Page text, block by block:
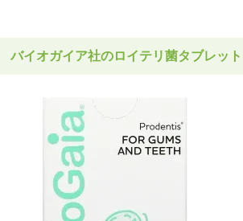
バイオガイア社のロイテリ菌タブレット